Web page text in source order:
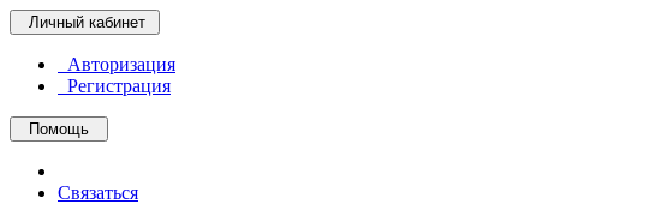
Личный кабинет
Авторизация
Регистрация
Помощь
Связаться